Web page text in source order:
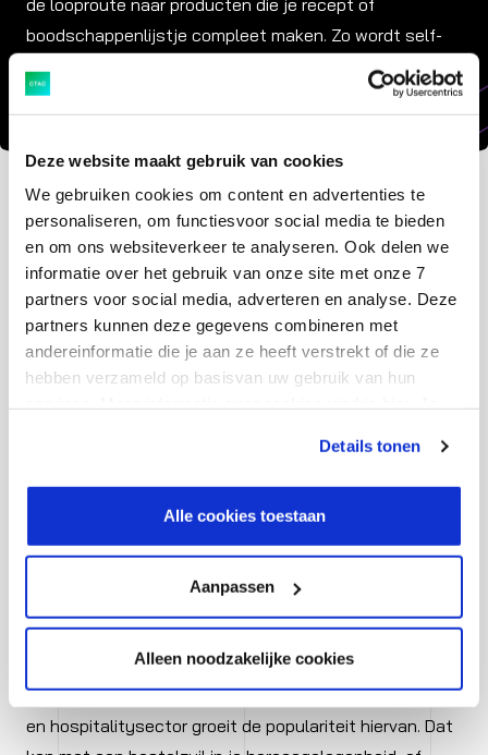
Deze website maakt gebruik van cookies
We gebruiken cookies om content en advertenties te
personaliseren, om functiesvoor social media te bieden
en om ons websiteverkeer te analyseren. Ook delen we
informatie over het gebruik van onze site met onze 7
partners voor social media, adverteren en analyse. Deze
partners kunnen deze gegevens combineren met
andereinformatie die je aan ze heeft verstrekt of die ze
hebben verzameld op basisvan uw gebruik van hun
aanpassen via de CO-knop linksonder. Lees meer over
hoe wij jouw gegevensverwerken in onze privacy- en
Details tonen
Alle cookies toestaan
Aanpassen
Alleen noodzakelijke cookies
de looproute naar producten die je recept of
boodschappenlijstje compleet maken. Zo wordt self-
service je ideale instrument voor cross-selling en
upselling.
6. Controleer zonder irritatie
Natuurlijk wil je je derving onder controle houden. Vaak
wordt er gebruik gemaakt van een steekproef, maar
wanneer je deze te vaak uitvoert zal dit zorgen voor
irritatie bij de klant. Maak gebruik van de nieuwste
technieken zoals smart camera’s in combinatie met AI,
wanneer er echt een verdachte situatie is.
7. Zet de stap naar self-ordering
Naast de zelfscan ‘pistolen’ en de zelfscankassa is
ook het self-ordering in opkomst. Met name in de food-
en hospitalitysector groeit de populariteit hiervan. Dat